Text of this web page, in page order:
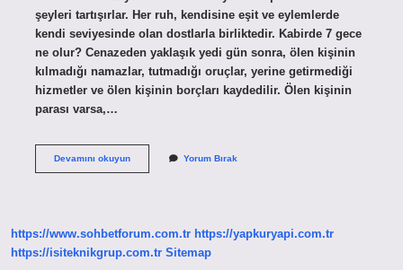
şeyleri tartışırlar. Her ruh, kendisine eşit ve eylemlerde
kendi seviyesinde olan dostlarla birliktedir. Kabirde 7 gece
ne olur? Cenazeden yaklaşık yedi gün sonra, ölen kişinin
kılmadığı namazlar, tutmadığı oruçlar, yerine getirmediği
hizmetler ve ölen kişinin borçları kaydedilir. Ölen kişinin
parası varsa,…
Devamını okuyunKabirde
Yorum Bırak
https://www.sohbetforum.com.tr https://yapkuryapi.com.tr
https://isiteknikgrup.com.tr Sitemap